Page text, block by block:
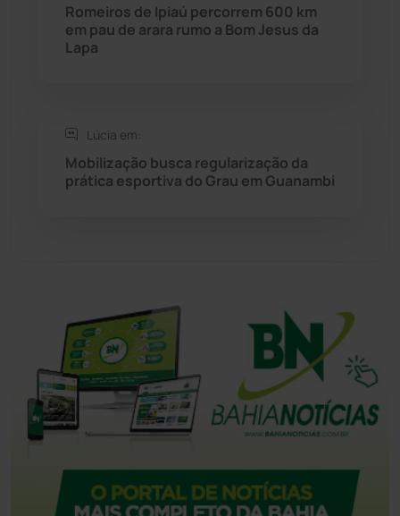
Tanhaçu
Romeiros de Ipiaú percorrem 600 km
em pau de arara rumo a Bom Jesus da
Lapa
Lúcia em:
Mobilização busca regularização da
prática esportiva do Grau em Guanambi